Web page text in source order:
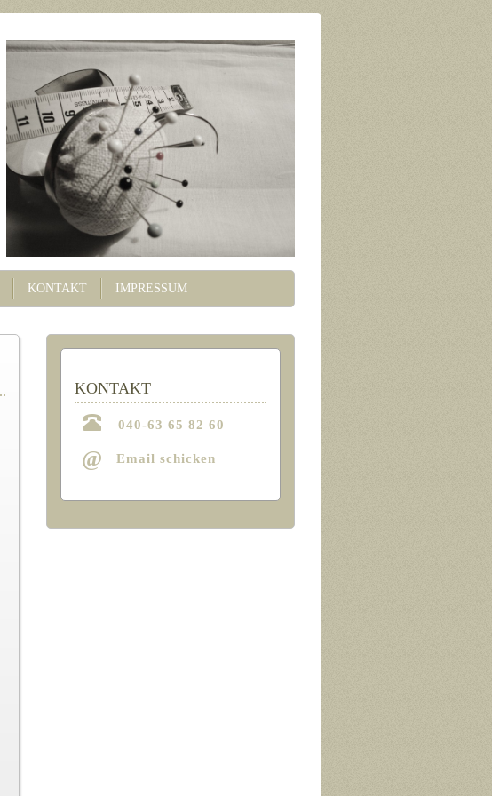
KONTAKT IMPRESSUM
KONTAKT
040-63 65 82 60
@ Email schicken